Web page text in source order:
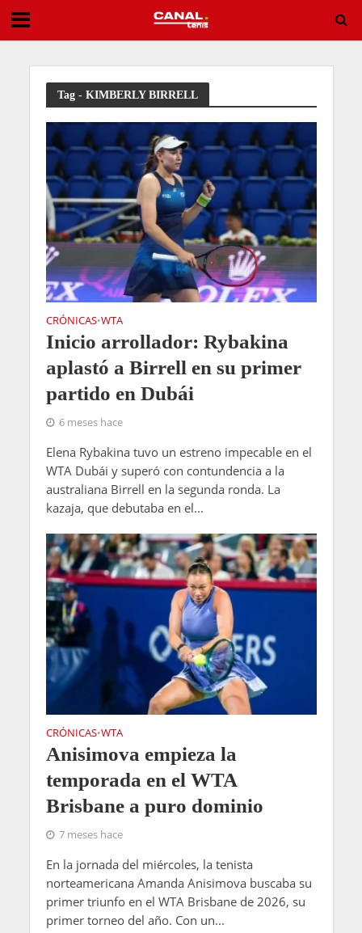
Sai Gante: “Mi gran meta en este deporte sería jugar Wimbledon”
Tag - KIMBERLY BIRRELL
CRÓNICAS•WTA
Inicio arrollador: Rybakina
aplastó a Birrell en su primer
partido en Dubái
6 meses hace
Elena Rybakina tuvo un estreno impecable en el
WTA Dubái y superó con contundencia a la
australiana Birrell en la segunda ronda. La
kazaja, que debutaba en el...
CRÓNICAS•WTA
Anisimova empieza la
temporada en el WTA
Brisbane a puro dominio
7 meses hace
En la jornada del miércoles, la tenista
norteamericana Amanda Anisimova buscaba su
primer triunfo en el WTA Brisbane de 2026, su
primer torneo del año. Con un...